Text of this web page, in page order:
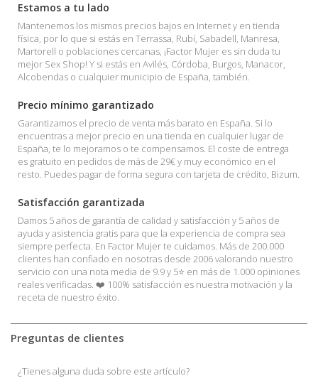
Estamos a tu lado
Mantenemos los mismos precios bajos en Internet y en tienda
física, por lo que si estás en Terrassa, Rubí, Sabadell, Manresa,
Martorell o poblaciones cercanas, ¡Factor Mujer es sin duda tu
mejor Sex Shop! Y si estás en Avilés, Córdoba, Burgos, Manacor,
Alcobendas o cualquier municipio de España, también.
Precio mínimo garantizado
Garantizamos el precio de venta más barato en España. Si lo
encuentras a mejor precio en una tienda en cualquier lugar de
España, te lo mejoramos o te compensamos. El coste de entrega
es gratuito en pedidos de más de 29€ y muy económico en el
resto. Puedes pagar de forma segura con tarjeta de crédito, Bizum.
Satisfacción garantizada
Damos 5 años de garantía de calidad y satisfacción y 5 años de
ayuda y asistencia gratis para que la experiencia de compra sea
siempre perfecta. En Factor Mujer te cuidamos. Más de 200.000
clientes han confiado en nosotras desde 2006 valorando nuestro
servicio con una nota media de 9.9 y 5⭐ en más de 1.000 opiniones
reales verificadas. ❤️ 100% satisfacción es nuestra motivación y la
receta de nuestro éxito.
Preguntas de clientes
¿Tienes alguna duda sobre este artículo?